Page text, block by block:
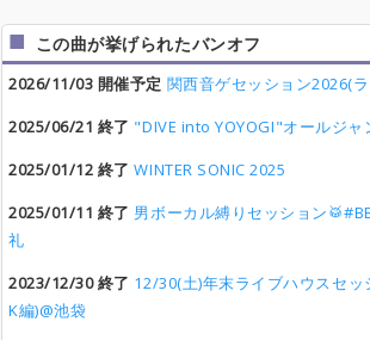
この曲が挙げられたバンオフ
2026/11/03 開催予定 関西音ゲセッション2026(
2025/06/21 終了 "DIVE into YOYOGI"オールジャ
2025/01/12 終了 WINTER SONIC 2025
2025/01/11 終了 男ボーカル縛りセッション
礼
2023/12/30 終了 12/30(土)年末ライブハウスセッ
K編)@池袋